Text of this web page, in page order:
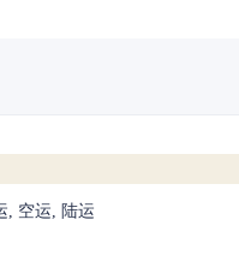
, 空运, 陆运